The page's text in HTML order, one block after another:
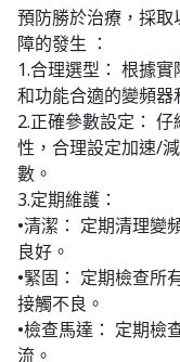
預防勝於治療，採
障的發生 ：
1.合理選型： 根據
和功能合適的變頻器
2.正確參數設定：
性，合理設定加速/
數。
3.定期維護：
•清潔： 定期清理變
良好。
•緊固： 定期檢查所
接觸不良。
•檢查馬達： 定期檢
流。